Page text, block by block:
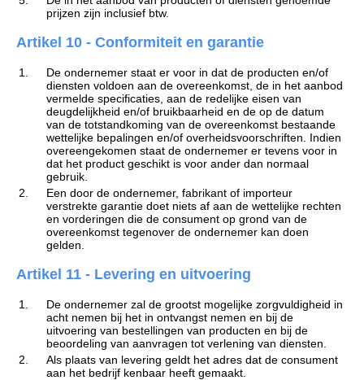
prijzen zijn inclusief btw.
Artikel 10 - Conformiteit en garantie
1.
De ondernemer staat er voor in dat de producten en/of
diensten voldoen aan de overeenkomst, de in het aanbod
vermelde specificaties, aan de redelijke eisen van
deugdelijkheid en/of bruikbaarheid en de op de datum
van de totstandkoming van de overeenkomst bestaande
wettelijke bepalingen en/of overheidsvoorschriften. Indien
overeengekomen staat de ondernemer er tevens voor in
dat het product geschikt is voor ander dan normaal
gebruik.
2.
Een door de ondernemer, fabrikant of importeur
verstrekte garantie doet niets af aan de wettelijke rechten
en vorderingen die de consument op grond van de
overeenkomst tegenover de ondernemer kan doen
gelden.
Artikel 11 - Levering en uitvoering
1.
De ondernemer zal de grootst mogelijke zorgvuldigheid in
acht nemen bij het in ontvangst nemen en bij de
uitvoering van bestellingen van producten en bij de
beoordeling van aanvragen tot verlening van diensten.
2.
Als plaats van levering geldt het adres dat de consument
aan het bedrijf kenbaar heeft gemaakt.